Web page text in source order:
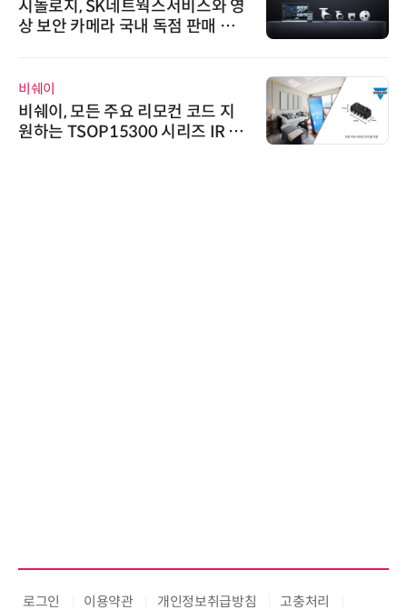
시놀로지, SK네트웍스서비스와 영
상 보안 카메라 국내 독점 판매 파
비쉐이
비쉐이, 모든 주요 리모컨 코드 지
원하는 TSOP15300 시리즈 IR 수
로그인 이용약관 개인정보취급방침 고충처리